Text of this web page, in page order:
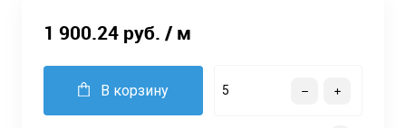
1 900.24 руб. / м
В корзину